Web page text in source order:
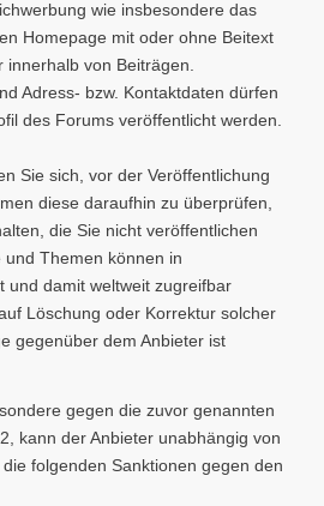
wie insbesondere das
Homepage mit oder ohne Beitext
innerhalb von Beiträgen.
Adress- bzw. Kontaktdaten dürfen
des Forums veröffentlicht werden.
Sie sich, vor der Veröffentlichung
diese daraufhin zu überprüfen,
die Sie nicht veröffentlichen
Themen können in
und damit weltweit zugreifbar
Löschung oder Korrektur solcher
gegenüber dem Anbieter ist
gegen die zuvor genannten
kann der Anbieter unabhängig von
folgenden Sanktionen gegen den